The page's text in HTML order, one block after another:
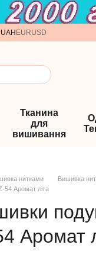
UAH EURUSD
Тканина
для
вишивання
нитками
Вишивка
54 Аромат літа
Аромат